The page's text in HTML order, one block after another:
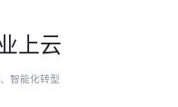
上云
智能化转型